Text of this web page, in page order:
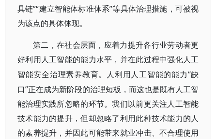
具链”“建立智能体标准体系”等具体治理措施，可被视
为该点的具体体现。
第二，在社会层面，应着力提升各行业劳动者更
好利用人工智能的能力水平，并在此过程中强化人工
智能安全治理素养教育。人利用人工智能的能力“缺
口”正在成为新阶段的治理短板，而这也是既有人工智
能治理实践所忽略的环节。我们以前更关注人工智能
技术能力的提升，但却忽略了利用此种技术能力的人
的素养提升，并因此可能带来就业冲击、不合理使用